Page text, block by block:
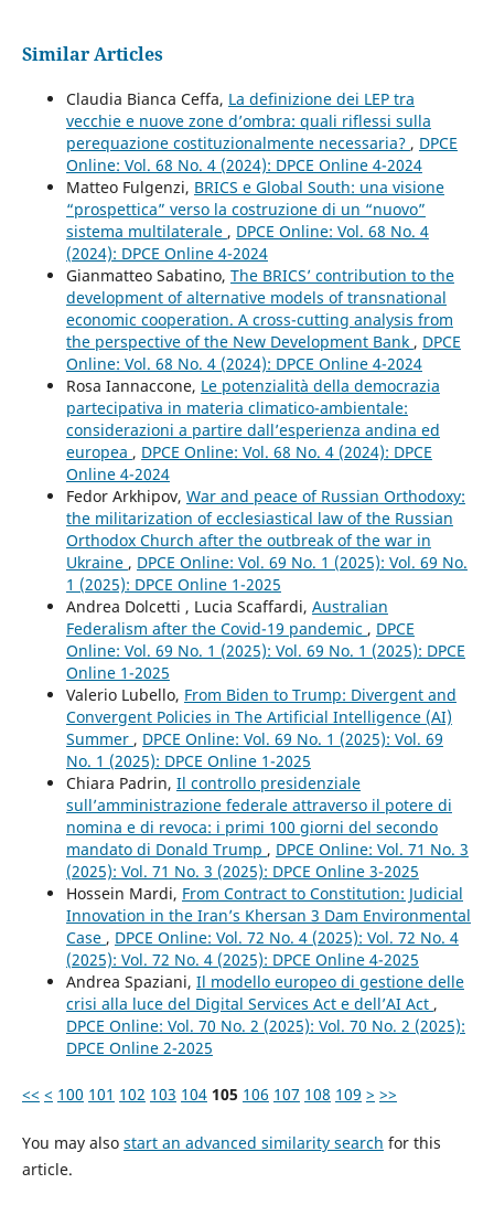
Similar Articles
Claudia Bianca Ceffa, La definizione dei LEP tra
vecchie e nuove zone d’ombra: quali riflessi sulla
perequazione costituzionalmente necessaria? , DPCE
Online: Vol. 68 No. 4 (2024): DPCE Online 4-2024
Matteo Fulgenzi, BRICS e Global South: una visione
“prospettica” verso la costruzione di un “nuovo”
sistema multilaterale , DPCE Online: Vol. 68 No. 4
(2024): DPCE Online 4-2024
Gianmatteo Sabatino, The BRICS’ contribution to the
development of alternative models of transnational
economic cooperation. A cross-cutting analysis from
the perspective of the New Development Bank , DPCE
Online: Vol. 68 No. 4 (2024): DPCE Online 4-2024
Rosa Iannaccone, Le potenzialità della democrazia
partecipativa in materia climatico-ambientale:
considerazioni a partire dall’esperienza andina ed
europea , DPCE Online: Vol. 68 No. 4 (2024): DPCE
Online 4-2024
Fedor Arkhipov, War and peace of Russian Orthodoxy:
the militarization of ecclesiastical law of the Russian
Orthodox Church after the outbreak of the war in
Ukraine , DPCE Online: Vol. 69 No. 1 (2025): Vol. 69 No.
1 (2025): DPCE Online 1-2025
Andrea Dolcetti , Lucia Scaffardi, Australian
Federalism after the Covid-19 pandemic , DPCE
Online: Vol. 69 No. 1 (2025): Vol. 69 No. 1 (2025): DPCE
Online 1-2025
Valerio Lubello, From Biden to Trump: Divergent and
Convergent Policies in The Artificial Intelligence (AI)
Summer , DPCE Online: Vol. 69 No. 1 (2025): Vol. 69
No. 1 (2025): DPCE Online 1-2025
Chiara Padrin, Il controllo presidenziale
sull’amministrazione federale attraverso il potere di
nomina e di revoca: i primi 100 giorni del secondo
mandato di Donald Trump , DPCE Online: Vol. 71 No. 3
(2025): Vol. 71 No. 3 (2025): DPCE Online 3-2025
Hossein Mardi, From Contract to Constitution: Judicial
Innovation in the Iran’s Khersan 3 Dam Environmental
Case , DPCE Online: Vol. 72 No. 4 (2025): Vol. 72 No. 4
(2025): Vol. 72 No. 4 (2025): DPCE Online 4-2025
Andrea Spaziani, Il modello europeo di gestione delle
crisi alla luce del Digital Services Act e dell’AI Act ,
DPCE Online: Vol. 70 No. 2 (2025): Vol. 70 No. 2 (2025):
DPCE Online 2-2025
<< < 100 101 102 103 104 105 106 107 108 109 > >>
You may also start an advanced similarity search for this
article.